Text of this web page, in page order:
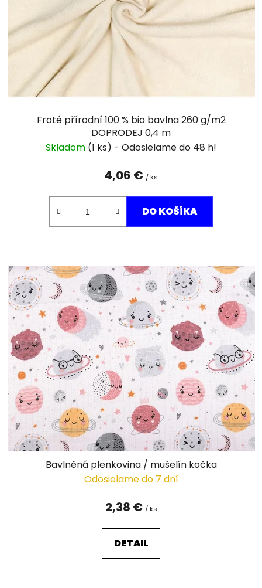
o
d
u
Froté přírodní 100 % bio bavlna 260 g/m2
DOPRODEJ 0,4 m
Skladom (1 ks)
4,06 € / ks
DO KOŠÍKA
Bavlněná plenkovina / mušelín kočka
Odosielame do 7 dní
2,38 € / ks
DETAIL